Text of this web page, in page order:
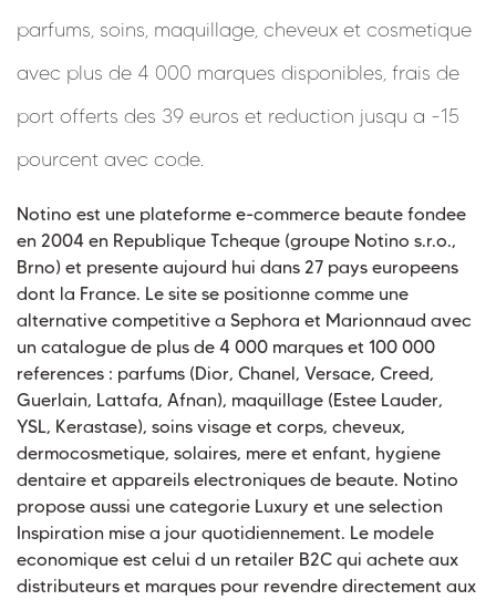
parfums, soins, maquillage, cheveux et cosmetique
avec plus de 4 000 marques disponibles, frais de
port offerts des 39 euros et reduction jusqu a -15
pourcent avec code.
Notino est une plateforme e-commerce beaute fondee
en 2004 en Republique Tcheque (groupe Notino s.r.o.,
Brno) et presente aujourd hui dans 27 pays europeens
dont la France. Le site se positionne comme une
alternative competitive a Sephora et Marionnaud avec
un catalogue de plus de 4 000 marques et 100 000
references : parfums (Dior, Chanel, Versace, Creed,
Guerlain, Lattafa, Afnan), maquillage (Estee Lauder,
YSL, Kerastase), soins visage et corps, cheveux,
dermocosmetique, solaires, mere et enfant, hygiene
dentaire et appareils electroniques de beaute. Notino
propose aussi une categorie Luxury et une selection
Inspiration mise a jour quotidiennement. Le modele
economique est celui d un retailer B2C qui achete aux
distributeurs et marques pour revendre directement aux